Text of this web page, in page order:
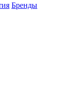
Бренды